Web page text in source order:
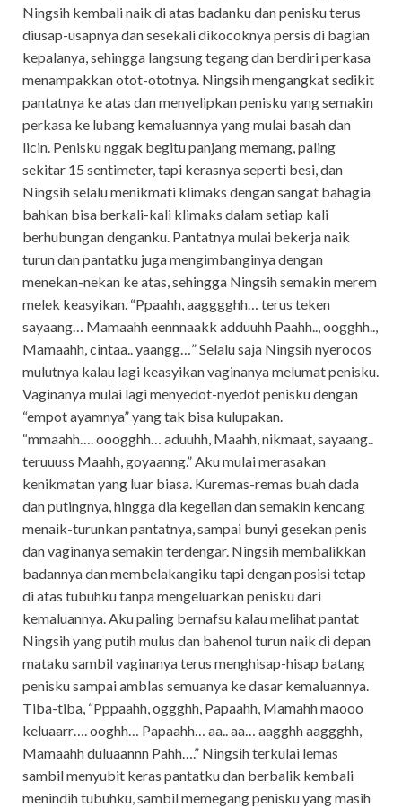
Ningsih kembali naik di atas badanku dan penisku terus
diusap-usapnya dan sesekali dikocoknya persis di bagian
kepalanya, sehingga langsung tegang dan berdiri perkasa
menampakkan otot-ototnya. Ningsih mengangkat sedikit
pantatnya ke atas dan menyelipkan penisku yang semakin
perkasa ke lubang kemaluannya yang mulai basah dan
licin. Penisku nggak begitu panjang memang, paling
sekitar 15 sentimeter, tapi kerasnya seperti besi, dan
Ningsih selalu menikmati klimaks dengan sangat bahagia
bahkan bisa berkali-kali klimaks dalam setiap kali
berhubungan denganku. Pantatnya mulai bekerja naik
turun dan pantatku juga mengimbanginya dengan
menekan-nekan ke atas, sehingga Ningsih semakin merem
melek keasyikan. “Ppaahh, aagggghh… terus teken
sayaang… Mamaahh eennnaakk adduuhh Paahh.., oogghh..,
Mamaahh, cintaa.. yaangg…” Selalu saja Ningsih nyerocos
mulutnya kalau lagi keasyikan vaginanya melumat penisku.
Vaginanya mulai lagi menyedot-nyedot penisku dengan
“empot ayamnya” yang tak bisa kulupakan.
“mmaahh…. ooogghh… aduuhh, Maahh, nikmaat, sayaang..
teruuuss Maahh, goyaanng.” Aku mulai merasakan
kenikmatan yang luar biasa. Kuremas-remas buah dada
dan putingnya, hingga dia kegelian dan semakin kencang
menaik-turunkan pantatnya, sampai bunyi gesekan penis
dan vaginanya semakin terdengar. Ningsih membalikkan
badannya dan membelakangiku tapi dengan posisi tetap
di atas tubuhku tanpa mengeluarkan penisku dari
kemaluannya. Aku paling bernafsu kalau melihat pantat
Ningsih yang putih mulus dan bahenol turun naik di depan
mataku sambil vaginanya terus menghisap-hisap batang
penisku sampai amblas semuanya ke dasar kemaluannya.
Tiba-tiba, “Pppaahh, oggghh, Papaahh, Mamahh maooo
keluaarr…. ooghh… Papaahh… aa.. aa… aagghh aaggghh,
Mamaahh duluaannn Pahh….” Ningsih terkulai lemas
sambil menyubit keras pantatku dan berbalik kembali
menindih tubuhku, sambil memegang penisku yang masih